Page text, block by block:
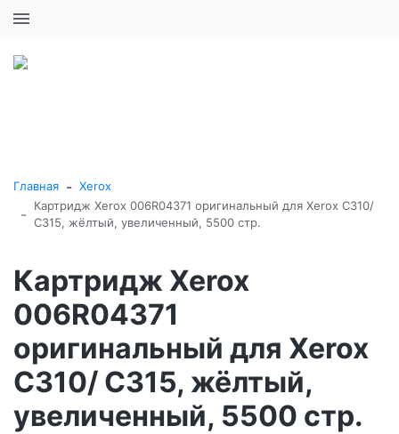
Главная - Xerox
-
Картридж Xerox 006R04371 оригинальный для Xerox C310/
C315, жёлтый, увеличенный, 5500 стр.
Картридж Xerox
006R04371
оригинальный для Xerox
C310/ C315, жёлтый,
увеличенный, 5500 стр.